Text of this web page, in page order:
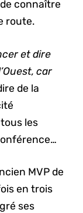
connaître
route.
et dire
car
de la
les
MVP de
en trois
ses